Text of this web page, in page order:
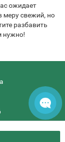
ожидает
меру свежий, но
разбавить
нужно!